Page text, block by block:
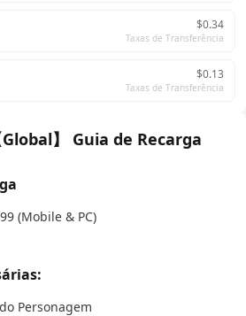
$0.34
Taxas de Transferência
$0.13
Taxas de Transferência
】 Guia de Recarga
(Mobile & PC)
Personagem